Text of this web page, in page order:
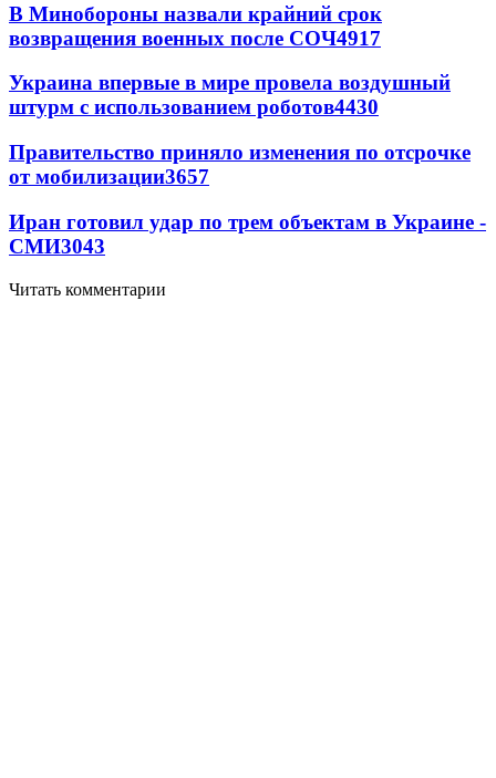
В Минобороны назвали крайний срок
возвращения военных после СОЧ4917
Украина впервые в мире провела воздушный
штурм с использованием роботов4430
Правительство приняло изменения по отсрочке
от мобилизации3657
Иран готовил удар по трем объектам в Украине -
СМИ3043
Читать комментарии